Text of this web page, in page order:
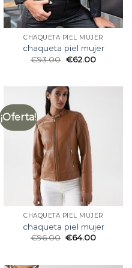
CHAQUETA PIEL MUJER
chaqueta piel mujer
€93.00 €62.00
¡Oferta!
CHAQUETA PIEL MUJER
chaqueta piel mujer
€96.00 €64.00